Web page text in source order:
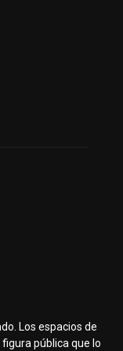
Los espacios de
pública que lo